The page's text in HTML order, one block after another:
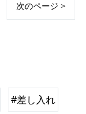
次のページ >
#差し入れ